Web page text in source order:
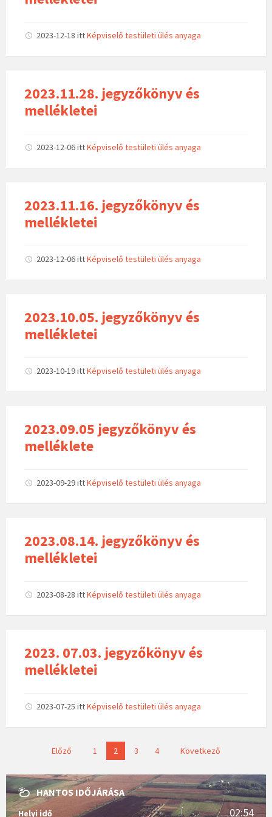
2023-12-18 ittKépviselő testületi ülés anyaga
2023.11.28. jegyzőkönyv és
mellékletei
2023-12-06ittKépviselő testületi ülés anyaga
2023.11.16. jegyzőkönyv és
mellékletei
2023-12-06ittKépviselő testületi ülés anyaga
2023.10.05. jegyzőkönyv és
mellékletei
2023-10-19ittKépviselő testületi ülés anyaga
2023.09.05 jegyzőkönyv és
melléklete
2023-09-29ittKépviselő testületi ülés anyaga
2023.08.14. jegyzőkönyv és
mellékletei
2023-08-28 ittKépviselő testületi ülés anyaga
2023. 07.03. jegyzőkönyv és
mellékletei
2023-07-25 ittKépviselő testületi ülés anyaga
j
e
g
Előző 1 2 3 4 Következő
HANTOS IDŐJÁRÁSA
Helyi idő 02:54